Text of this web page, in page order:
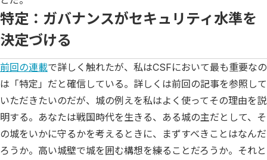
特定：ガバナンスがセキュリティ水準を
決定づける
前回の連載で詳しく触れたが、私はCSFにおいて最も重要なの
は「特定」だと確信している。詳しくは前回の記事を参照して
いただきたいのだが、城の例えを私はよく使ってその理由を説
明する。あなたは戦国時代を生きる、ある城の主だとして、そ
の城をいかに守るかを考えるときに、まずすべきことはなんだ
ろうか。高い城壁で城を囲む構想を練ることだろうか。それと